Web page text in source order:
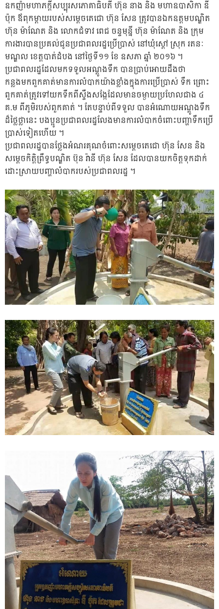
ឧកញ៉ាមហាភក្តីសប្បុរសភោគាធិបតី ហ៊ុន នាង និង មហាឧបាសិកា ឌី
ប៉ុក ឪពុកម្ដាយរបស់សម្ដេចតេជោ ហ៊ុន សែន ត្រូវបានឯកឧត្តមបណ្ឌិត
ហ៊ុន ម៉ាណែត និង លោកជំទាវ ពេជ ចន្ទមុន្នី ហ៊ុន ម៉ាណែត និង ក្រុម
ការងារបានប្រគល់ជូនប្រជាពលរដ្ឋប្រើប្រាស់ នៅឃំុស្ដៅ ស្រុក រតនៈ
មណ្ឌល ខេត្តបាត់ដំបង នៅថ្ងៃទី១១ ខែ ឧសភា ឆ្នាំ ២០១៦ ។
ប្រជាពលរដ្ឋដែលមកទទួលអណ្ដូងទឹក បានប្រាប់អោយដឹងថា
កន្លងមកពួកគាត់មានការលំបាកយ៉ាងខ្លាំងក្នុងការប្រើប្រាស់ ទឹក ព្រោះ
ពួកគាត់ត្រូវទៅយកទឹកពីស្ទឹងសង្កែដែលមានចម្ងាយប្រហែលជាង ៤
គ.ម ពីភូមិរបស់ពួកគាត់ ។ តែបន្ទាប់ពីទទួល បានអំណោយអណ្ដូងទឹក
ដ៏ថ្លៃថ្លានេះ បងប្អូនប្រជាពលរដ្ឋលែងមានការលំបាកចំពោះបញ្ហាទឹកប្រើ
ប្រាស់ទៀតហើយ ។
ប្រជាពលរដ្ឋបានថ្លែងអំណរគុណចំពោះសម្ដេចតេជោ ហ៊ុន សែន និង
សម្ដេចកិត្តិព្រឹទ្ធបណ្ឌិត ប៊ុន រ៉ានី ហ៊ុន សែន ដែលបានយកចិត្តទុកដាក់
ដោះស្រាយបញ្ហាលំបាករបស់ប្រជាពលរដ្ឋ ។